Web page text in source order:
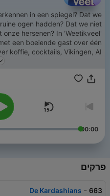
in een spiegel? Dat we
ogen hadden? Dat we niet
In 'Weetikveel'
een boeiende gast over één
koffie, cocktails, Vikingen, AI
grenzeloos nieuwsgierig. Zo
00:00
פרקים
663
-
De Kardashians